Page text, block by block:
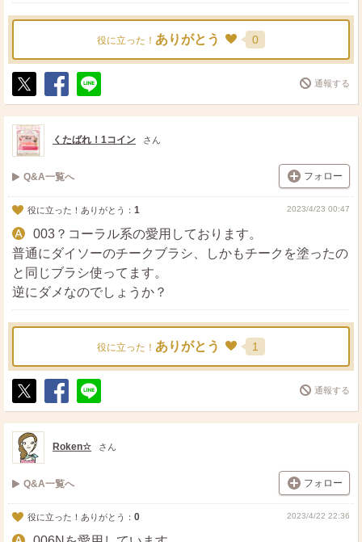
役に立った！ ありがとう 0
ポ
ス
ト
シ
ェ
送
る
通報する
くたばれ！1コイン さん
Q&A一覧へ フォロー
役に立った！ありがとう： 1 2023/4/23 00:47
003？コーラル系の愛用しております。
普通にダイソーのチークブラシ、しかもチークを塗ったの
と同じブラシ使ってます。
逆にダメなのでしょうか？
役に立った！ ありがとう 1
ポ
ス
ト
シ
ェ
送
る
通報する
Roken☆ さん
Q&A一覧へ フォロー
役に立った！ありがとう： 0 2023/4/22 22:36